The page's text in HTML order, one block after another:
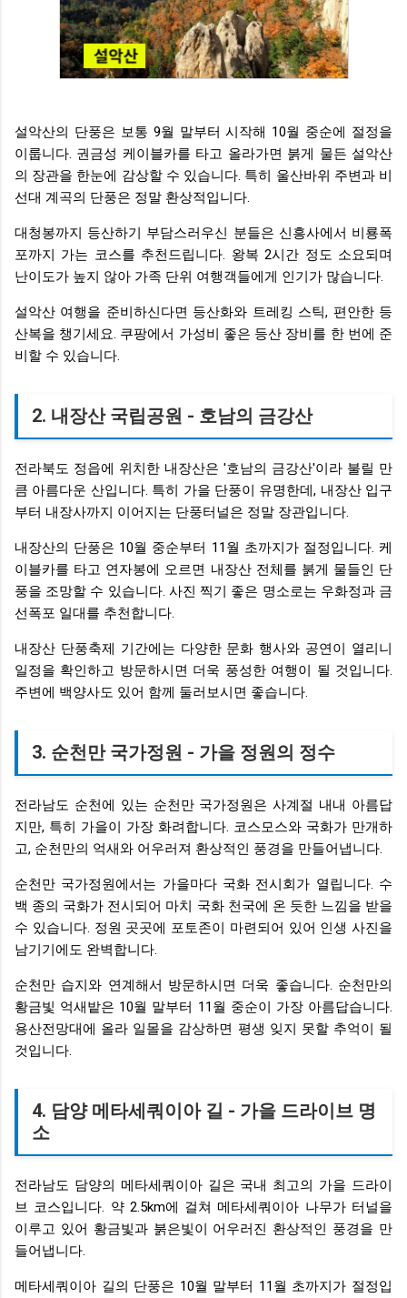
설악산의 단풍은 보통 9월 말부터 시작해 10월 중순에 절정을
이룹니다. 권금성 케이블카를 타고 올라가면 붉게 물든 설악산
의 장관을 한눈에 감상할 수 있습니다. 특히 울산바위 주변과 비
선대 계곡의 단풍은 정말 환상적입니다.
대청봉까지 등산하기 부담스러우신 분들은 신흥사에서 비룡폭
포까지 가는 코스를 추천드립니다. 왕복 2시간 정도 소요되며
난이도가 높지 않아 가족 단위 여행객들에게 인기가 많습니다.
설악산 여행을 준비하신다면 등산화와 트레킹 스틱, 편안한 등
산복을 챙기세요. 쿠팡에서 가성비 좋은 등산 장비를 한 번에 준
비할 수 있습니다.
2. 내장산 국립공원 - 호남의 금강산
전라북도 정읍에 위치한 내장산은 '호남의 금강산'이라 불릴 만
큼 아름다운 산입니다. 특히 가을 단풍이 유명한데, 내장산 입구
부터 내장사까지 이어지는 단풍터널은 정말 장관입니다.
내장산의 단풍은 10월 중순부터 11월 초까지가 절정입니다. 케
이블카를 타고 연자봉에 오르면 내장산 전체를 붉게 물들인 단
풍을 조망할 수 있습니다. 사진 찍기 좋은 명소로는 우화정과 금
선폭포 일대를 추천합니다.
내장산 단풍축제 기간에는 다양한 문화 행사와 공연이 열리니
일정을 확인하고 방문하시면 더욱 풍성한 여행이 될 것입니다.
주변에 백양사도 있어 함께 둘러보시면 좋습니다.
3. 순천만 국가정원 - 가을 정원의 정수
전라남도 순천에 있는 순천만 국가정원은 사계절 내내 아름답
지만, 특히 가을이 가장 화려합니다. 코스모스와 국화가 만개하
고, 순천만의 억새와 어우러져 환상적인 풍경을 만들어냅니다.
순천만 국가정원에서는 가을마다 국화 전시회가 열립니다. 수
백 종의 국화가 전시되어 마치 국화 천국에 온 듯한 느낌을 받을
수 있습니다. 정원 곳곳에 포토존이 마련되어 있어 인생 사진을
남기기에도 완벽합니다.
순천만 습지와 연계해서 방문하시면 더욱 좋습니다. 순천만의
황금빛 억새밭은 10월 말부터 11월 중순이 가장 아름답습니다.
용산전망대에 올라 일몰을 감상하면 평생 잊지 못할 추억이 될
것입니다.
4. 담양 메타세쿼이아 길 - 가을 드라이브 명
소
전라남도 담양의 메타세쿼이아 길은 국내 최고의 가을 드라이
브 코스입니다. 약 2.5km에 걸쳐 메타세쿼이아 나무가 터널을
이루고 있어 황금빛과 붉은빛이 어우러진 환상적인 풍경을 만
들어냅니다.
메타세쿼이아 길의 단풍은 10월 말부터 11월 초까지가 절정입